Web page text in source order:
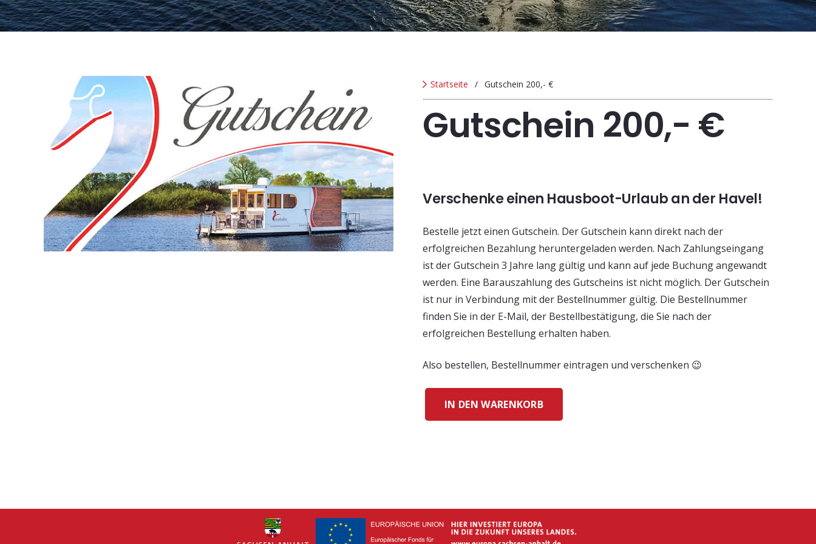
Startseite / Gutschein 200,- €
Gutschein 200,- €
Verschenke einen Hausboot-Urlaub an der Havel!
Bestelle jetzt einen Gutschein. Der Gutschein kann direkt nach der
erfolgreichen Bezahlung heruntergeladen werden. Nach Zahlungseingang
ist der Gutschein 3 Jahre lang gültig und kann auf jede Buchung angewandt
werden. Eine Barauszahlung des Gutscheins ist nicht möglich. Der Gutschein
ist nur in Verbindung mit der Bestellnummer gültig. Die Bestellnummer
finden Sie in der E-Mail, der Bestellbestätigung, die Sie nach der
erfolgreichen Bestellung erhalten haben.
Also bestellen, Bestellnummer eintragen und verschenken 😉
Gutschein
IN DEN WARENKORB